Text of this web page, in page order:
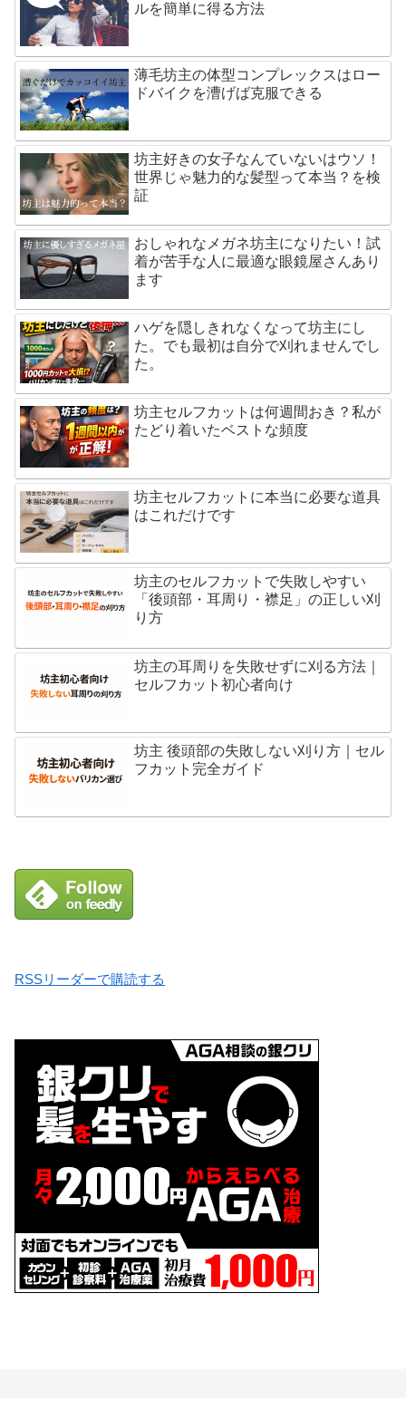
ルを簡単に得る方法
薄毛坊主の体型コンプレックスはロー
ドバイクを漕げば克服できる
坊主好きの女子なんていないはウソ！
世界じゃ魅力的な髪型って本当？を検
証
おしゃれなメガネ坊主になりたい！試
着が苦手な人に最適な眼鏡屋さんあり
ます
ハゲを隠しきれなくなって坊主にし
た。でも最初は自分で刈れませんでし
た。
坊主セルフカットは何週間おき？私が
たどり着いたベストな頻度
坊主セルフカットに本当に必要な道具
はこれだけです
坊主のセルフカットで失敗しやすい
「後頭部・耳周り・襟足」の正しい刈
り方
坊主の耳周りを失敗せずに刈る方法｜
セルフカット初心者向け
坊主 後頭部の失敗しない刈り方｜セル
フカット完全ガイド
RSSリーダーで購読する